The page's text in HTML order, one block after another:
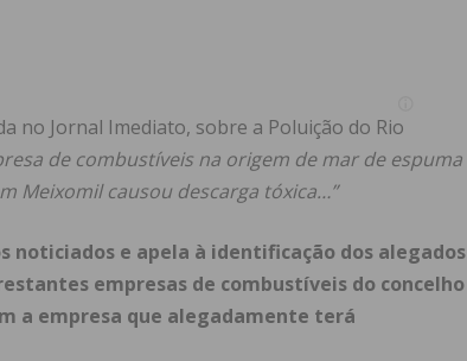
no Jornal Imediato, sobre a Poluição do Rio
de combustíveis na origem de mar de espuma
Meixomil causou descarga tóxica…”
e apela à identificação dos alegados
empresas de combustíveis do concelho
a empresa que alegadamente terá